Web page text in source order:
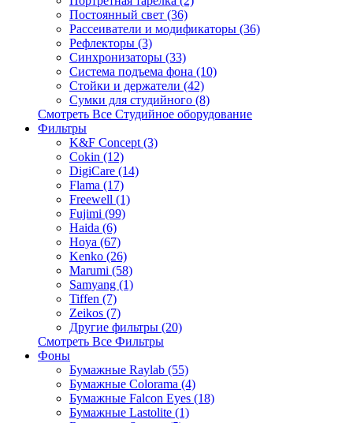
Постоянный свет (36)
Рассеиватели и модификаторы (36)
Рефлекторы (3)
Синхронизаторы (33)
Система подъема фона (10)
Стойки и держатели (42)
Сумки для студийного (8)
Смотреть Все Студийное оборудование
Фильтры
K&F Concept (3)
Cokin (12)
DigiCare (14)
Flama (17)
Freewell (1)
Fujimi (99)
Haida (6)
Hoya (67)
Kenko (26)
Marumi (58)
Samyang (1)
Tiffen (7)
Zeikos (7)
Другие фильтры (20)
Смотреть Все Фильтры
Фоны
Бумажные Raylab (55)
Бумажные Colorama (4)
Бумажные Falcon Eyes (18)
Бумажные Lastolite (1)